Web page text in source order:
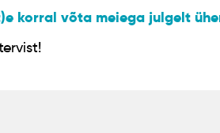
korral võta meiega julgelt